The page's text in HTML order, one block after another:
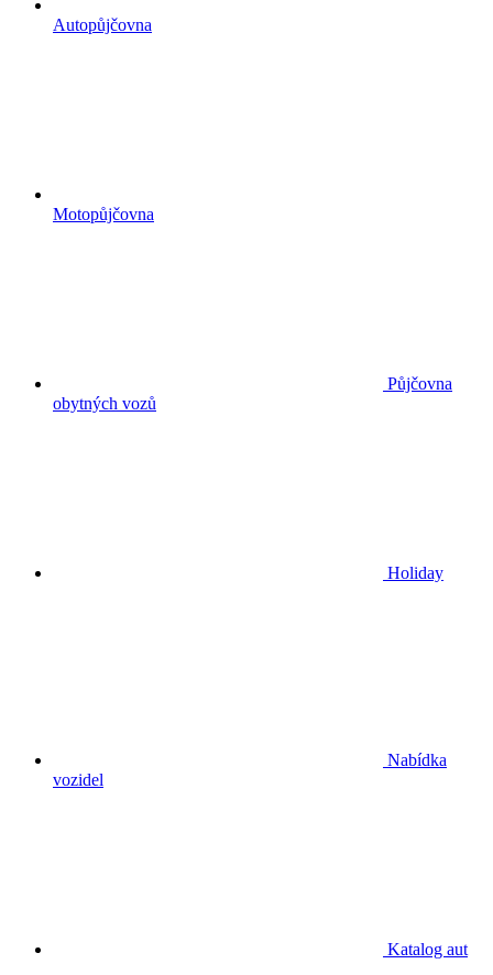
Autopůjčovna
Motopůjčovna
Půjčovna
obytných vozů
Holiday
Nabídka
vozidel
Katalog aut